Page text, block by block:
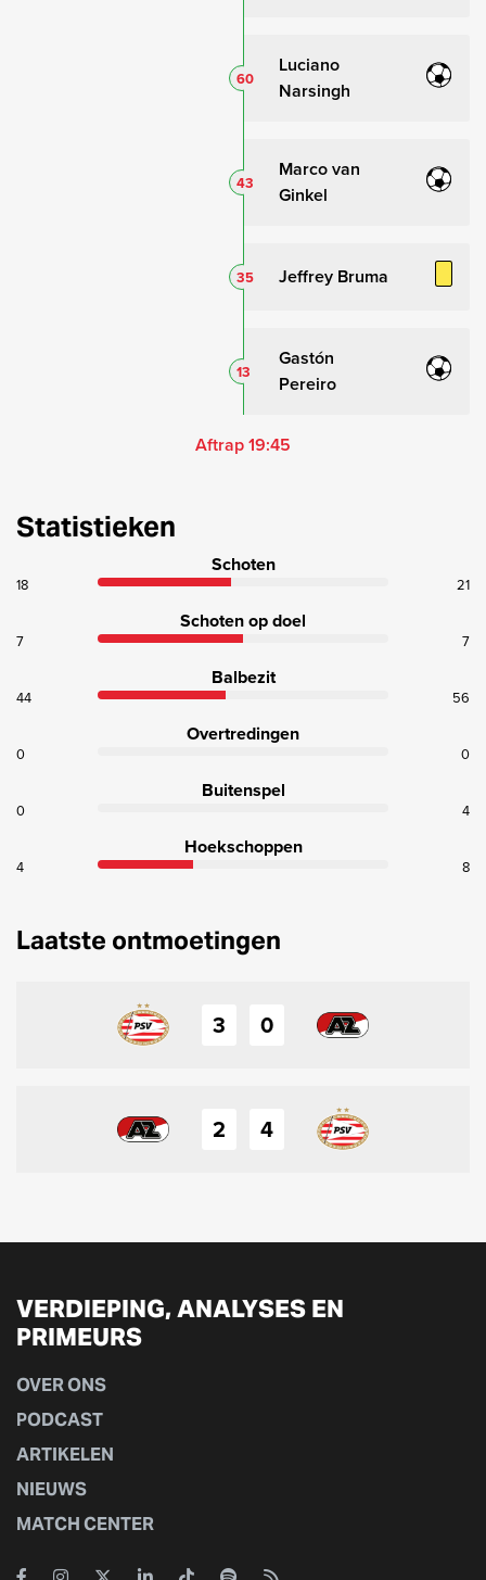
Luciano
Narsingh
60
Marco van
Ginkel
43
Jeffrey Bruma
35
Gastón
Pereiro
13
Aftrap 19:45
Statistieken
Schoten
18 21
Schoten op doel
7 7
Balbezit
44 56
Overtredingen
0 0
Buitenspel
0 4
Hoekschoppen
4 8
Laatste ontmoetingen
3 0
2 4
VERDIEPING, ANALYSES EN
PRIMEURS
OVER ONS
PODCAST
ARTIKELEN
NIEUWS
MATCH CENTER